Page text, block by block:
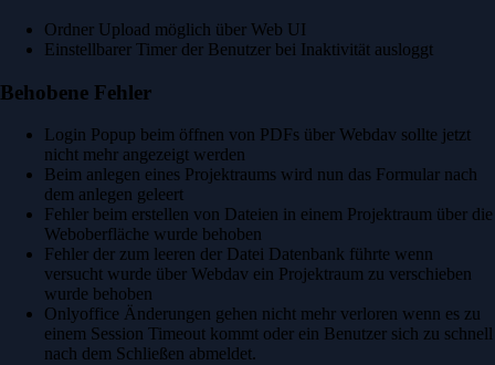
Ordner Upload möglich über Web UI
Einstellbarer Timer der Benutzer bei Inaktivität ausloggt
Behobene Fehler
Login Popup beim öffnen von PDFs über Webdav sollte jetzt
nicht mehr angezeigt werden
Beim anlegen eines Projektraums wird nun das Formular nach
dem anlegen geleert
Fehler beim erstellen von Dateien in einem Projektraum über die
Weboberfläche wurde behoben
Fehler der zum leeren der Datei Datenbank führte wenn
versucht wurde über Webdav ein Projektraum zu verschieben
wurde behoben
Onlyoffice Änderungen gehen nicht mehr verloren wenn es zu
einem Session Timeout kommt oder ein Benutzer sich zu schnell
nach dem Schließen abmeldet.